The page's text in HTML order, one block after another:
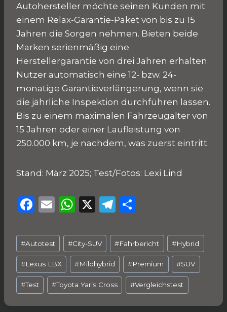
Autohersteller möchte seinen Kunden mit
einem Relax-Garantie-Paket von bis zu 15
Jahren die Sorgen nehmen. Bieten beide
Marken serienmäßig eine
Herstellergarantie von drei Jahren erhalten
Nutzer automatisch eine 12- bzw. 24-
monatige Garantieverlängerung, wenn sie
die jährliche Inspektion durchführen lassen.
Bis zu einem maximalen Fahrzeugalter von
15 Jahren oder einer Laufleistung von
250.000 km, je nachdem, was zuerst eintritt.
Stand: März 2025; Test/Fotos: Lexi Lind
F
c
e
b
o
o
E
ai
l
W
a
ts
A
p
p
X
T
e
g
ra
m
le
n
Schlagworte:
#Autotest #City-SUV #Fahrbericht #Hybrid
#Lexus LBX #Mildhybrid #Premium #SUV
#Test #Toyota Yaris Cross #Vergleichstest